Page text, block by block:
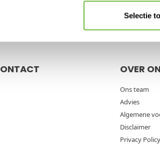
Selectie
Servicevoorwaarden
OVER
Ons team
Advies
Algemene
Disclaimer
Privacy Policy